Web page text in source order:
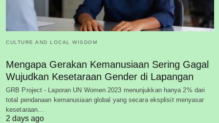
CULTURE AND LOCAL WISDOM
Mengapa Gerakan Kemanusiaan Sering Gagal
Wujudkan Kesetaraan Gender di Lapangan
GRB Project - Laporan UN Women 2023 menunjukkan hanya 2% dari
total pendanaan kemanusiaan global yang secara eksplisit menyasar
kesetaraan…
2 days ago